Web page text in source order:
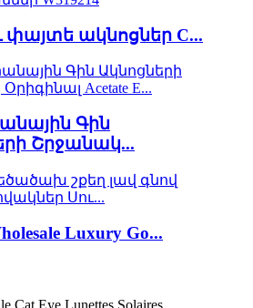
ակնոցներ C...
Գին
Շրջանակ...
Luxury Go...